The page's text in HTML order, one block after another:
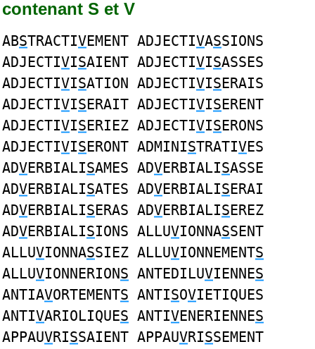
contenant S et V
ABSTRACTIVEMENT ADJECTIVASSIONS
ADJECTIVISAIENT ADJECTIVISASSES
ADJECTIVISATION ADJECTIVISERAIS
ADJECTIVISERAIT ADJECTIVISERENT
ADJECTIVISERIEZ ADJECTIVISERONS
ADJECTIVISERONT ADMINISTRATIVES
ADVERBIALISAMES ADVERBIALISASSE
ADVERBIALISATES ADVERBIALISERAI
ADVERBIALISERAS ADVERBIALISEREZ
ADVERBIALISIONS ALLUVIONNASSENT
ALLUVIONNASSIEZ ALLUVIONNEMENTS
ALLUVIONNERIONS ANTEDILUVIENNES
ANTIAVORTEMENTS ANTISOVIETIQUES
ANTIVARIOLIQUES ANTIVENERIENNES
APPAUVRISSAIENT APPAUVRISSEMENT